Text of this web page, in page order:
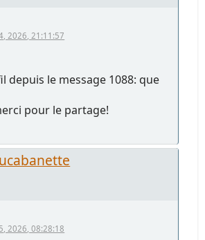
2026, 21:11:57
depuis le message 1088: que
pour le partage!
2026, 08:28:18